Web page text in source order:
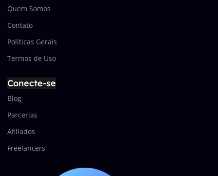
Quem Somos
Contato
Políticas Gerais
Termos de Uso
Conecte-se
Blog
Parcerias
Afiliados
Freelancers